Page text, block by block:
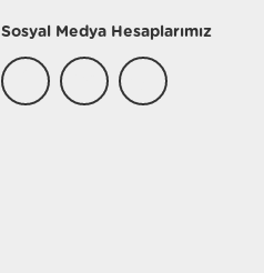
Sosyal Medya Hesaplarımız